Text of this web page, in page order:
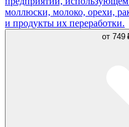
моллюски, молоко, орехи,
и продукты их переработки.
от 749